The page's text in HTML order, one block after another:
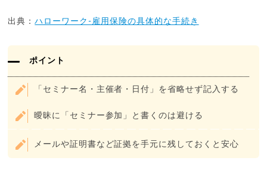
出典：ハローワーク-雇用保険の具体的な手続き
ポイント
「セミナー名・主催者・日付」を省略せず記入する
曖昧に「セミナー参加」と書くのは避ける
メールや証明書など証拠を手元に残しておくと安心